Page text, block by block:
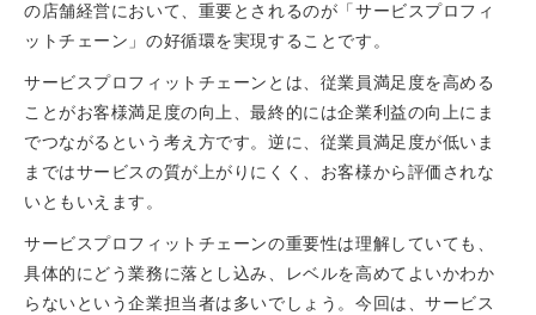
の店舗経営において、重要とされるのが「サービスプロフィ
ットチェーン」の好循環を実現することです。
サービスプロフィットチェーンとは、従業員満足度を高める
ことがお客様満足度の向上、最終的には企業利益の向上にま
でつながるという考え方です。逆に、従業員満足度が低いま
まではサービスの質が上がりにくく、お客様から評価されな
いともいえます。
サービスプロフィットチェーンの重要性は理解していても、
具体的にどう業務に落とし込み、レベルを高めてよいかわか
らないという企業担当者は多いでしょう。今回は、サービス